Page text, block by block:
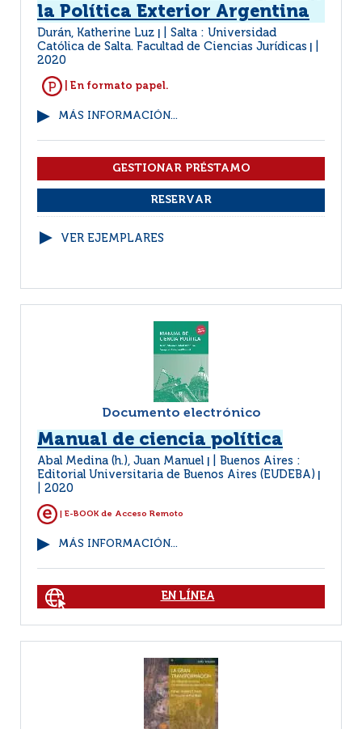
la Política Exterior Argentina
Durán, Katherine Luz
Salta : Universidad
Católica de Salta. Facultad de Ciencias Jurídicas
2020
| En formato papel.
MÁS INFORMACIÓN...
VER EJEMPLARES
Documento electrónico
Manual de ciencia política
Abal Medina (h.), Juan Manuel
Buenos Aires :
Editorial Universitaria de Buenos Aires (EUDEBA)
2020
| E-BOOK de Acceso Remoto
MÁS INFORMACIÓN...
EN LÍNEA